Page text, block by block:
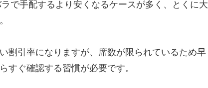
で手配するより安くなるケースが多く、とくに大
割引率になりますが、席数が限られているため早
すぐ確認する習慣が必要です。